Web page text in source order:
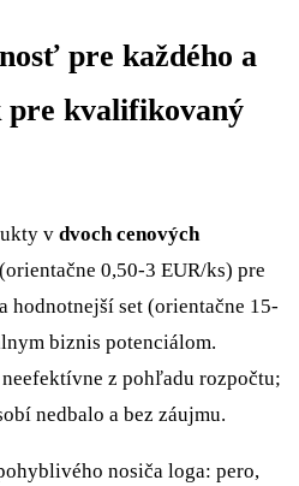
pre každého a
pre kvalifikovaný
v dvoch cenových
0,50-3 EUR/ks) pre
hodnotnejší set (orientačne 15-
biznis potenciálom.
z pohľadu rozpočtu;
nedbalo a bez záujmu.
nosiča loga: pero,